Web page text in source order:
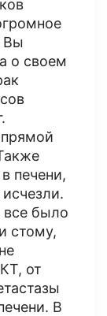
Вы
о своем
печени,
все было
стому,
от
В